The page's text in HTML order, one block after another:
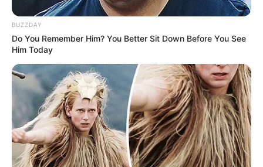
BUZZDAY
Do You Remember Him? You Better Sit Down Before You See
Him Today